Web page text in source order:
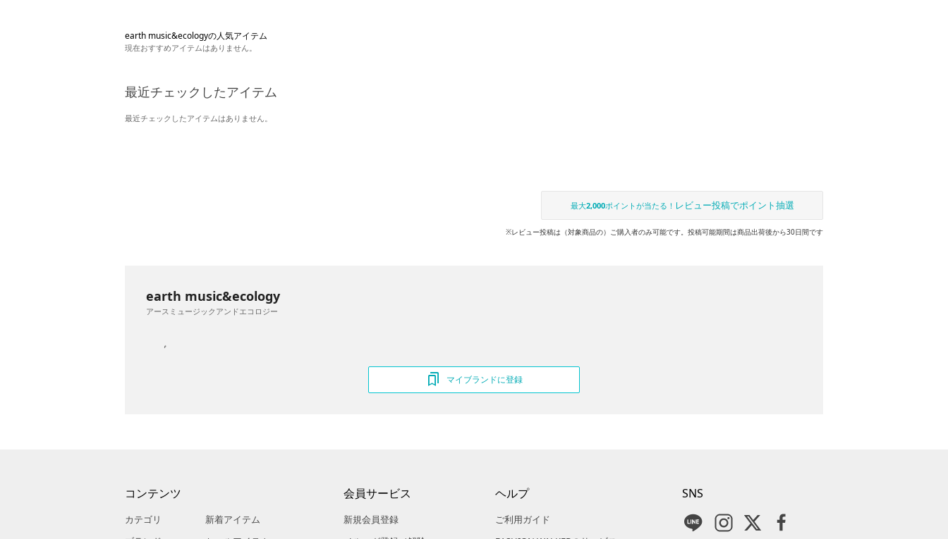
earth music&ecologyの人気アイテム
現在おすすめアイテムはありません。
最近チェックしたアイテム
最近チェックしたアイテムはありません。
最大2,000ポイントが当たる！ レビュー投稿でポイント抽選
※レビュー投稿は（対象商品の）ご購入者のみ可能です。投稿可能期間は商品出荷後から30日間です
earth music&ecology
アースミュージックアンドエコロジー
マイブランドに登録
コンテンツ
カテゴリ
新着アイテム
会員サービス
新規会員登録
ヘルプ
ご利用ガイド
SNS